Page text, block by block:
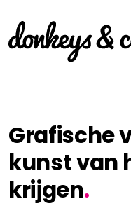
Grafische
kunst van
krijgen.